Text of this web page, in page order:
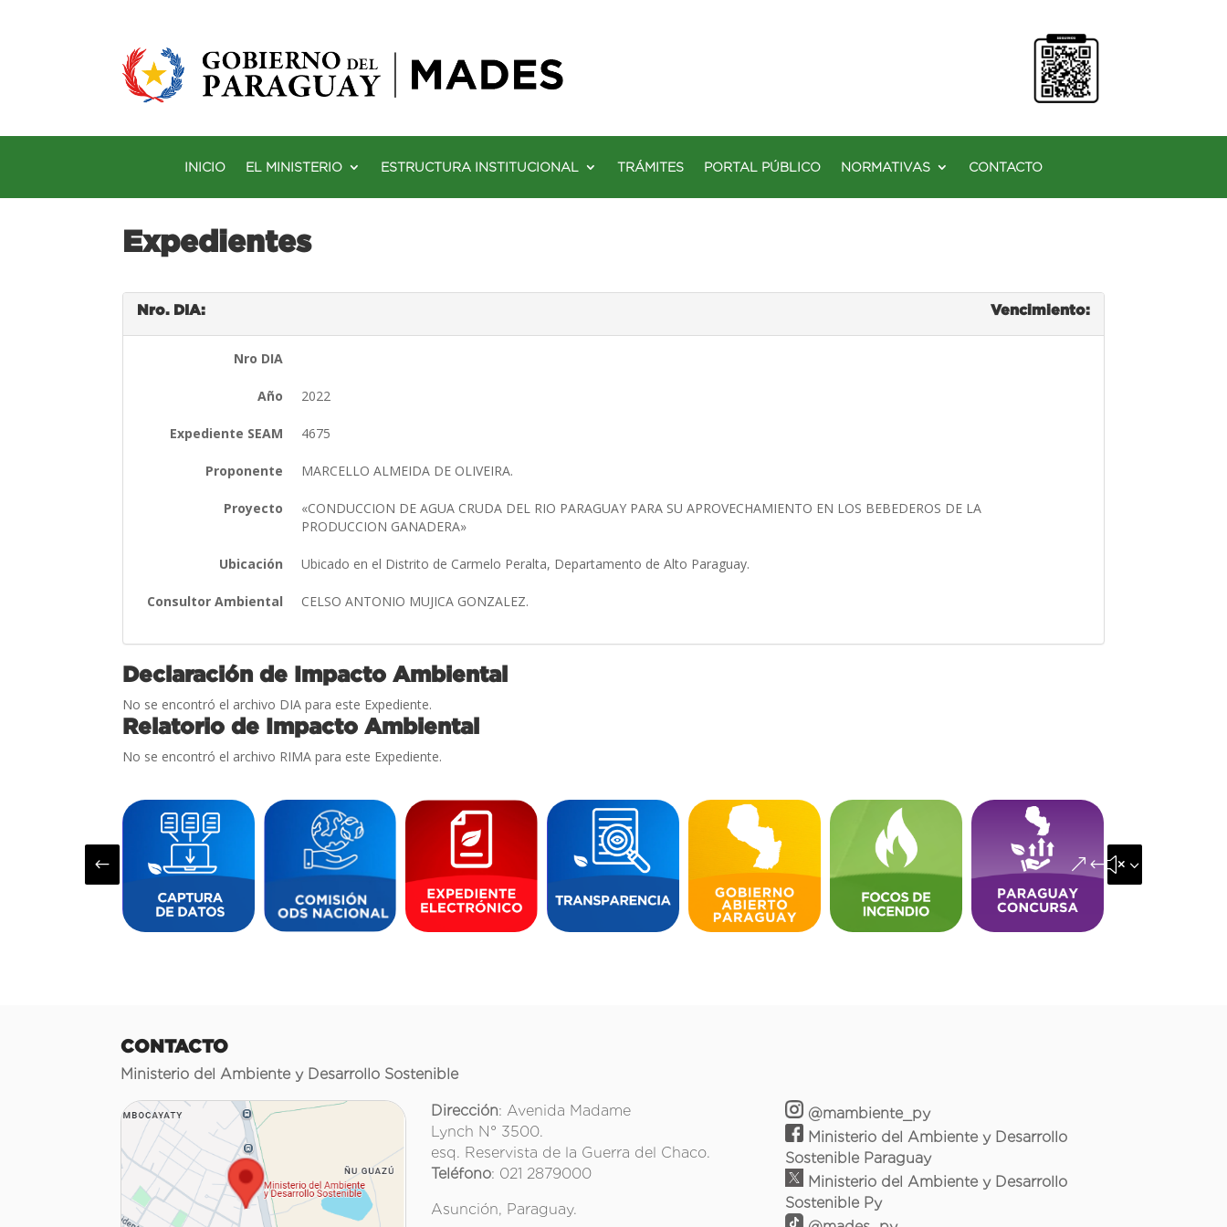
INICIO EL MINISTERIO ESTRUCTURA INSTITUCIONAL TRÁMITES PORTAL PÚBLICO NORMATIVAS CONTACTO
Expedientes
Nro. DIA: Vencimiento:
Nro DIA
Año 2022
Expediente SEAM 4675
Proponente MARCELLO ALMEIDA DE OLIVEIRA.
Proyecto
«CONDUCCION DE AGUA CRUDA DEL RIO PARAGUAY PARA SU APROVECHAMIENTO EN LOS BEBEDEROS DE LA
PRODUCCION GANADERA»
Ubicación Ubicado en el Distrito de Carmelo Peralta, Departamento de Alto Paraguay.
Consultor Ambiental CELSO ANTONIO MUJICA GONZALEZ.
Declaración de Impacto Ambiental
No se encontró el archivo DIA para este Expediente.
Relatorio de Impacto Ambiental
No se encontró el archivo RIMA para este Expediente.
# &#x35;
CONTACTO
Ministerio del Ambiente y Desarrollo Sostenible
Dirección: Avenida Madame
Lynch N° 3500.
esq. Reservista de la Guerra del Chaco.
Teléfono: 021 2879000
Asunción, Paraguay.
@mambiente_py
Ministerio del Ambiente y Desarrollo
Sostenible Paraguay
Ministerio del Ambiente y Desarrollo
Sostenible Py